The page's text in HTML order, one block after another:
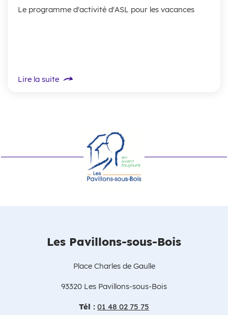
Le programme d'activité d'ASL pour les vacances
Lire la suite
Les Pavillons-sous-Bois
Place Charles de Gaulle
93320 Les Pavillons-sous-Bois
Tél : 01 48 02 75 75